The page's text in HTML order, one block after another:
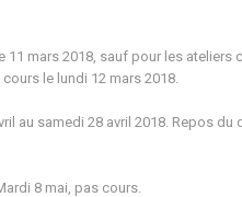
11 mars 2018, sauf pour les
le lundi 12 mars 2018.
au samedi 28 avril 2018. Repos
8 mai, pas cours.